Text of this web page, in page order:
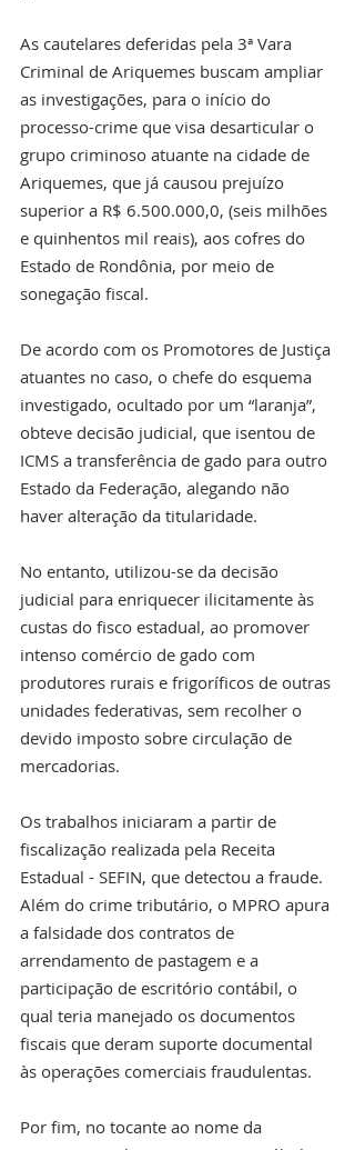
As cautelares deferidas pela 3ª Vara
Criminal de Ariquemes buscam ampliar
as investigações, para o início do
processo-crime que visa desarticular o
grupo criminoso atuante na cidade de
Ariquemes, que já causou prejuízo
superior a R$ 6.500.000,0, (seis milhões
e quinhentos mil reais), aos cofres do
Estado de Rondônia, por meio de
sonegação fiscal.
De acordo com os Promotores de Justiça
atuantes no caso, o chefe do esquema
investigado, ocultado por um “laranja”,
obteve decisão judicial, que isentou de
ICMS a transferência de gado para outro
Estado da Federação, alegando não
haver alteração da titularidade.
No entanto, utilizou-se da decisão
judicial para enriquecer ilicitamente às
custas do fisco estadual, ao promover
intenso comércio de gado com
produtores rurais e frigoríficos de outras
unidades federativas, sem recolher o
devido imposto sobre circulação de
mercadorias.
Os trabalhos iniciaram a partir de
fiscalização realizada pela Receita
Estadual - SEFIN, que detectou a fraude.
Além do crime tributário, o MPRO apura
a falsidade dos contratos de
arrendamento de pastagem e a
participação de escritório contábil, o
qual teria manejado os documentos
fiscais que deram suporte documental
às operações comerciais fraudulentas.
Por fim, no tocante ao nome da